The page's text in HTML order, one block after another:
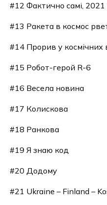
#12 Фактично самі, 2021
#13 Ракета в космос
#14 Прорив у космічних
#15 Робот-герой R-6
#16 Весела новина
#17 Колискова
#18 Ранкова
#19 Я знаю код
#20 Додому
#21 Ukraine – Finland –